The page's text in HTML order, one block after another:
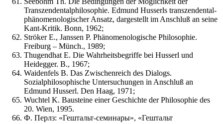
Transzendentalphilosophie. Edmund Husserls transzendental-
phänomenologischer Ansatz, dargestellt im Anschluß an seine
Kant-Kritik. Bonn, 1962;
Ströker E., Janssen P. Phänomenologische Philosophie.
Freiburg – Münch., 1989;
Thugendhat E. Die Wahrheitsbegriffe bei Husserl und
Heidegger. В., 1967;
Waidenfels В. Das Zwischenreich des Dialogs.
Sozialphilosophische Untersuchungen in Anschluß an
Edmund Husserl. Den Haag, 1971;
Wuchtel K. Bausteine einer Geschichte der Philosophie des
20. Wien, 1995.
Ф. Перлз: «Гештальт-семинары», «Гештальт